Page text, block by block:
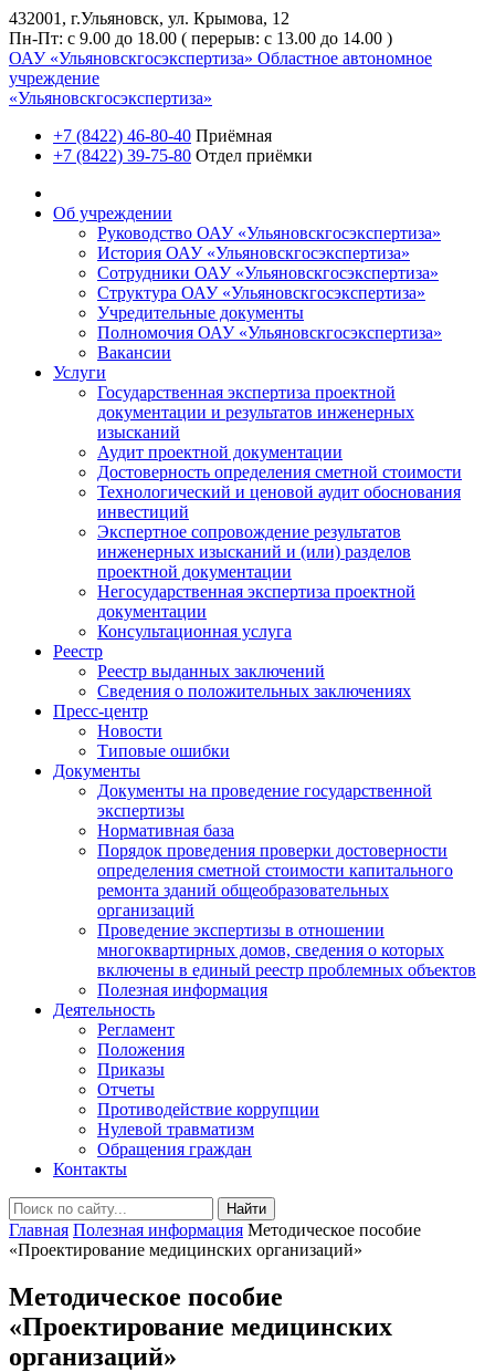
432001, г.Ульяновск, ул. Крымова, 12
Пн-Пт: с 9.00 до 18.00 ( перерыв: с 13.00 до 14.00 )
ОАУ «Ульяновскгосэкспертиза» Областное автономное
учреждение
«Ульяновскгосэкспертиза»
+7 (8422) 46-80-40 Приёмная
+7 (8422) 39-75-80 Отдел приёмки
Об учреждении
Руководство ОАУ «Ульяновскгосэкспертиза»
История ОАУ «Ульяновскгосэкспертиза»
Сотрудники ОАУ «Ульяновскгосэкспертиза»
Структура ОАУ «Ульяновскгосэкспертиза»
Учредительные документы
Полномочия ОАУ «Ульяновскгосэкспертиза»
Вакансии
Услуги
Государственная экспертиза проектной
документации и результатов инженерных
изысканий
Аудит проектной документации
Достоверность определения сметной стоимости
Технологический и ценовой аудит обоснования
инвестиций
Экспертное сопровождение результатов
инженерных изысканий и (или) разделов
проектной документации
Негосударственная экспертиза проектной
документации
Консультационная услуга
Реестр
Реестр выданных заключений
Сведения о положительных заключениях
Пресс-центр
Новости
Типовые ошибки
Документы
Документы на проведение государственной
экспертизы
Нормативная база
Порядок проведения проверки достоверности
определения сметной стоимости капитального
ремонта зданий общеобразовательных
организаций
Проведение экспертизы в отношении
многоквартирных домов, сведения о которых
включены в единый реестр проблемных объектов
Полезная информация
Деятельность
Регламент
Положения
Приказы
Отчеты
Противодействие коррупции
Нулевой травматизм
Обращения граждан
Контакты
Найти
Главная Полезная информация Методическое пособие
«Проектирование медицинских организаций»
Методическое пособие
«Проектирование медицинских
организаций»